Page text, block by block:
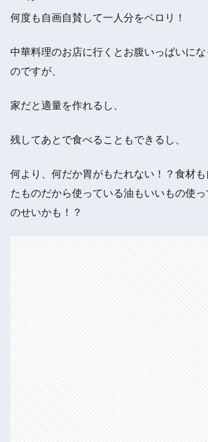
何度も自画自賛して一人分をペロリ！
中華料理のお店に行くとお腹いっぱいにな
のですが、
家だと適量を作れるし、
残してあとで食べることもできるし、
何より、何だか胃がもたれない！？食材
たものだから使っている油もいいもの使
のせいかも！？